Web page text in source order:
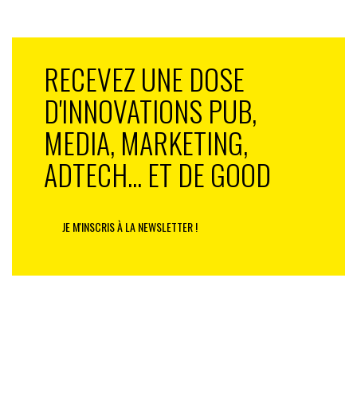
RECEVEZ UNE DOSE
D'INNOVATIONS PUB,
MEDIA, MARKETING,
ADTECH... ET DE GOOD
JE M'INSCRIS À LA NEWSLETTER !